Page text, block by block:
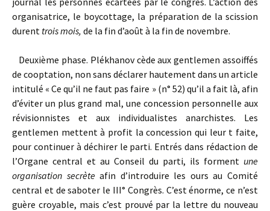
organisatrice, le boycottage, la préparation de la scission
durent trois mois, de la fin d’août à la fin de novembre.
Deuxième phase. Plékhanov cède aux gentlemen assoiffés
de cooptation, non sans déclarer hautement dans un article
intitulé « Ce qu’il ne faut pas faire » (n° 52) qu’il a fait là, afin
d’éviter un plus grand mal, une concession personnelle aux
révisionnistes et aux individualistes anarchistes. Les
gentlemen mettent à profit la concession qui leur t faite,
pour continuer à déchirer le parti. Entrés dans rédaction de
l’Organe central et au Conseil du parti, ils forment une
organisation secrèteafin d’introduire les ours au Comité
central et de saboter le III° Congrès. C’est énorme, ce n’est
guère croyable, mais c’est prouvé par la lettre du nouveau